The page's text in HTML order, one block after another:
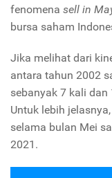
fenomena sell in
bursa saham
Jika melihat dari
antara tahun 2002
sebanyak 7 kali
Untuk lebih
selama bulan Mei
2021.